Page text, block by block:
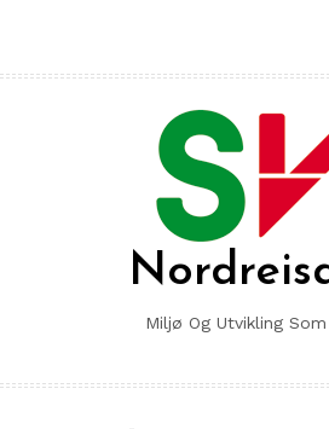
content
Miljø Og Utvikling